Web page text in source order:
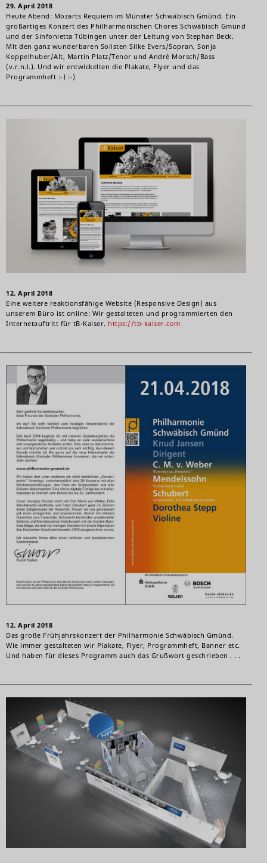
29. April 2018
Heute Abend: Mozarts Requiem im Münster Schwäbisch Gmünd. Ein
großartiges Konzert des Philharmonischen Chores Schwäbisch Gmünd
und der Sinfonietta Tübingen unter der Leitung von Stephan Beck.
Mit den ganz wunderbaren Solisten Silke Evers/Sopran, Sonja
Koppelhuber/Alt, Martin Platz/Tenor und André Morsch/Bass
(v.r.n.l.). Und wir entwickelten die Plakate, Flyer und das
Programmheft :-) :-)
12. April 2018
Eine weitere reaktionsfähige Website (Responsive Design) aus
unserem Büro ist online: Wir gestalteten und programmierten den
Internetauftritt für tB-Kaiser. https://tb-kaiser.com
12. April 2018
Das große Frühjahrskonzert der Philharmonie Schwäbisch Gmünd.
Wie immer gestalteten wir Plakate, Flyer, Programmheft, Banner etc.
Und haben für dieses Programm auch das Grußwort geschrieben . . .